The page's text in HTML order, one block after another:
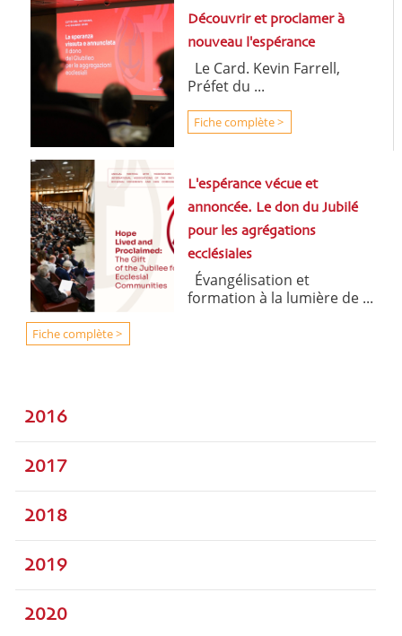
Découvrir et proclamer à
nouveau l'espérance
Le Card. Kevin Farrell,
Préfet du ...
Fiche complète >
L'espérance vécue et
annoncée. Le don du Jubilé
pour les agrégations
ecclésiales
Évangélisation et
formation à la lumière de ...
Fiche complète >
2016
2017
2018
2019
2020